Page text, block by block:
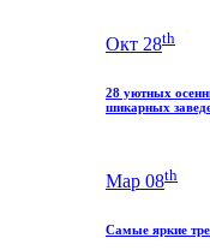
Окт 28th
28 уютных
шикарных
Мар 08th
Самые яркие